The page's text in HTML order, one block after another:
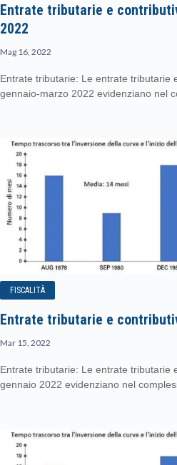
Entrate tributarie e
2022
Mag 16, 2022
Entrate tributarie: Le entrate tributarie
gennaio-marzo 2022 evidenziano nel
FISCALITÀ
Entrate tributarie e
Mar 15, 2022
Entrate tributarie: Le entrate tributarie
gennaio 2022 evidenziano nel